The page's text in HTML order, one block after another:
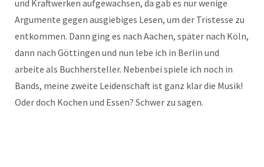
und Kraftwerken aufgewachsen, da gab es nur wenige
Argumente gegen ausgiebiges Lesen, um der Tristesse zu
entkommen. Dann ging es nach Aachen, später nach Köln,
dann nach Göttingen und nun lebe ich in Berlin und
arbeite als Buchhersteller. Nebenbei spiele ich noch in
Bands, meine zweite Leidenschaft ist ganz klar die Musik!
Oder doch Kochen und Essen? Schwer zu sagen.